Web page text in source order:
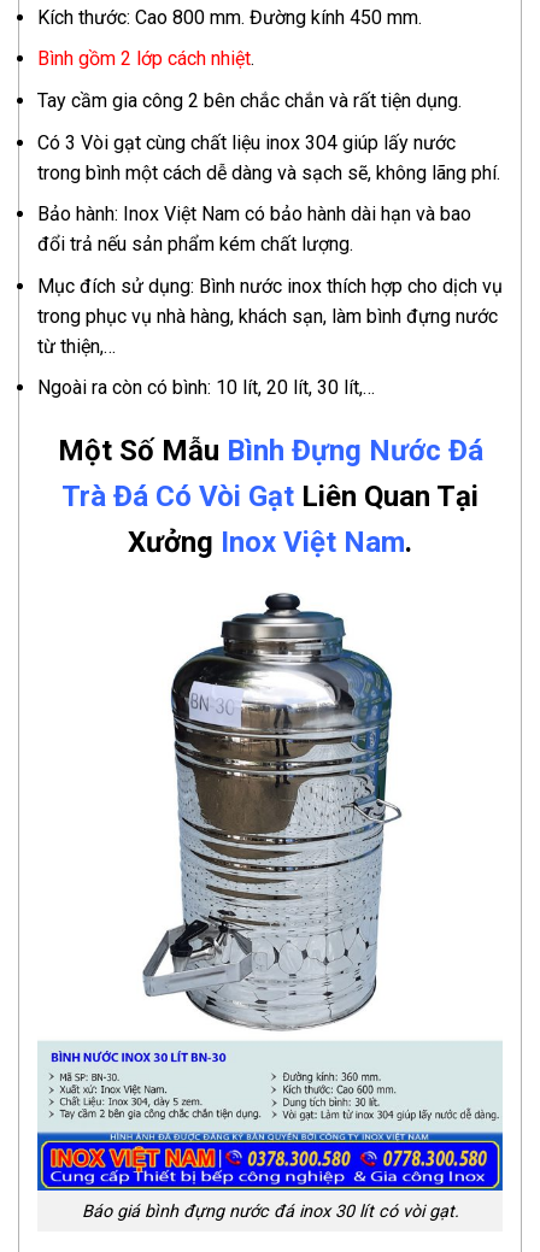
Kích thước: Cao 800 mm. Đường kính 450 mm.
Bình gồm 2 lớp cách nhiệt.
Tay cầm gia công 2 bên chắc chắn và rất tiện dụng.
Có 3 Vòi gạt cùng chất liệu inox 304 giúp lấy nước
trong bình một cách dễ dàng và sạch sẽ, không lãng phí.
Bảo hành: Inox Việt Nam có bảo hành dài hạn và bao
đổi trả nếu sản phẩm kém chất lượng.
Mục đích sử dụng: Bình nước inox thích hợp cho dịch vụ
trong phục vụ nhà hàng, khách sạn, làm bình đựng nước
từ thiện,…
Ngoài ra còn có bình: 10 lít, 20 lít, 30 lít,…
Một Số Mẫu Bình Đựng Nước Đá
Trà Đá Có Vòi Gạt Liên Quan Tại
Xưởng Inox Việt Nam.
Báo giá bình đựng nước đá inox 30 lít có vòi gạt.